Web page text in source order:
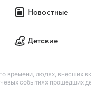
Новостные
Детские
времени, людях, внесших
событиях прошедших